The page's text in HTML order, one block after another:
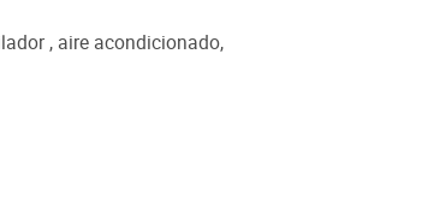
, aire acondicionado,